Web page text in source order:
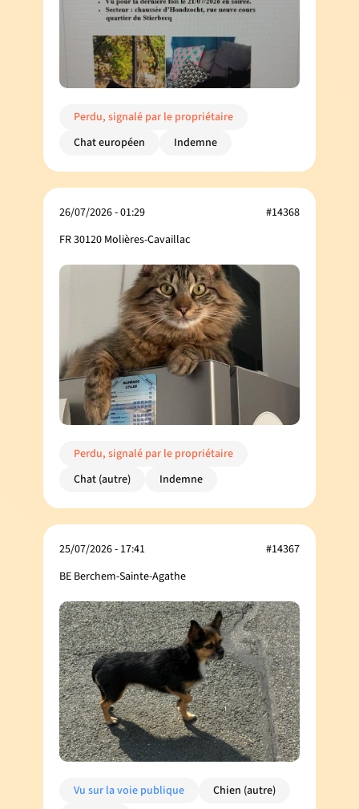
Perdu, signalé par le propriétaire
Chat européen
Indemne
26/07/2026 - 01:29
FR 30120 Molières-Cavaillac
#14368
Perdu, signalé par le propriétaire
Chat (autre)
Indemne
25/07/2026 - 17:41
BE Berchem-Sainte-Agathe
#14367
Vu sur la voie publique
Chien (autre)